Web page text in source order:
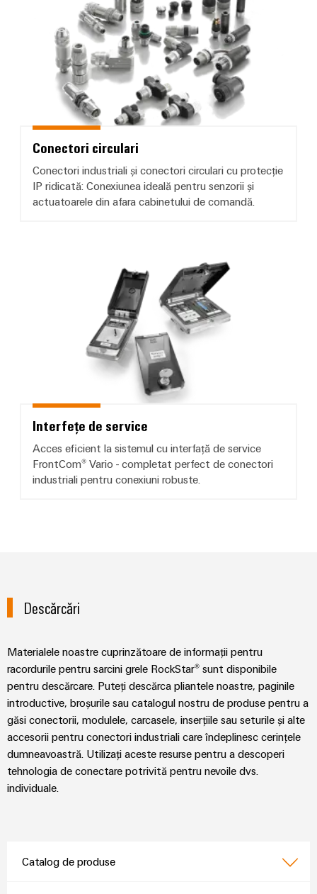
Conectori circulari
Conectori industriali și conectori circulari cu protecție
IP ridicată: Conexiunea ideală pentru senzorii și
actuatoarele din afara cabinetului de comandă.
Interfețe de service
Interfețe de service
Acces eficient la sistemul cu interfață de service
FrontCom® Vario - completat perfect de conectori
industriali pentru conexiuni robuste.
Descărcări
Materialele noastre cuprinzătoare de informații pentru
racordurile pentru sarcini grele RockStar® sunt disponibile
pentru descărcare. Puteți descărca pliantele noastre, paginile
introductive, broșurile sau catalogul nostru de produse pentru a
găsi conectorii, modulele, carcasele, inserțiile sau seturile și alte
accesorii pentru conectori industriali care îndeplinesc cerințele
dumneavoastră. Utilizați aceste resurse pentru a descoperi
tehnologia de conectare potrivită pentru nevoile dvs.
individuale.
Catalog de produse